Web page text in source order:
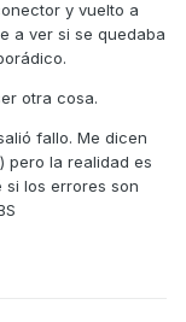
y vuelto a
a ver si se quedaba
otra cosa.
fallo. Me dicen
pero la realidad es
si los errores son